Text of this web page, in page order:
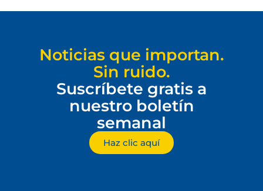
Noticias que importan.
Sin ruido.
Suscríbete gratis a
nuestro boletín
semanal
Haz clic aquí